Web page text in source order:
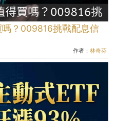
？009816挑戰配息信
作者： 林奇芬